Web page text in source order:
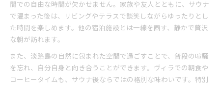
間での自由な時間が欠かせません。家族や友人とともに、サウナ
で温まった後は、リビングやテラスで談笑しながらゆったりとし
た時間を楽しめます。他の宿泊施設とは一線を画す、静かで贅沢
な朝が訪れます。
また、淡路島の自然に包まれた空間で過ごすことで、普段の喧騒
を忘れ、自分自身と向き合うことができます。ヴィラでの朝食や
コーヒータイムも、サウナ後ならではの格別な味わいです。特別